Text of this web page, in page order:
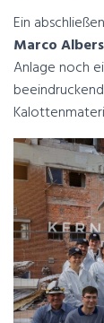
Ein
Marco Albers
Anlage noch